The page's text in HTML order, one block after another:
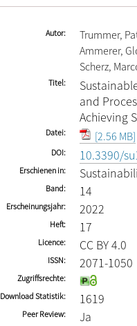
Autor
Trummer,
Ammerer,
Scherz,
Titel
and
Achieving
Datei [2.56 MB]
DOI 10.3390/
Erschienen in
Band 14
Erscheinungsjahr 2022
Heft 17
Licence CC BY 4.0
ISSN 2071-1050
Zugriffsrechte
Download Statistik
1619
Peer Review Ja